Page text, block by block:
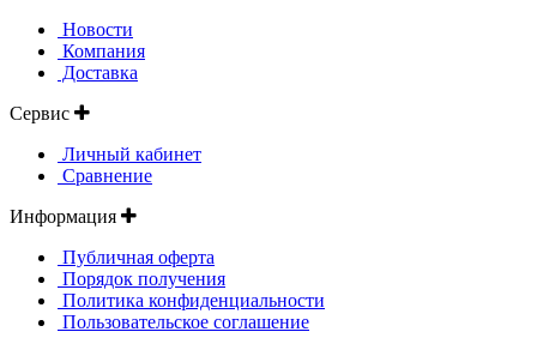
Новости
Компания
Доставка
Сервис
Личный кабинет
Сравнение
Информация
Публичная оферта
Порядок получения
Политика конфиденциальности
Пользовательское соглашение